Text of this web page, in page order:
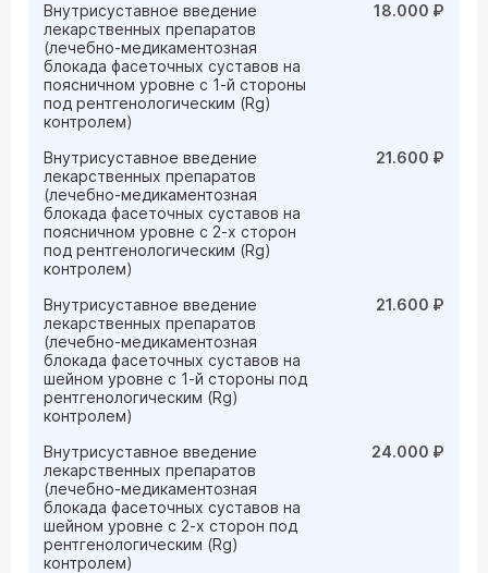
Внутрисуставное введение
лекарственных препаратов
(лечебно-медикаментозная
блокада фасеточных суставов на
поясничном уровне с 1-й стороны
под рентгенологическим (Rg)
контролем)
18.000 ₽
Внутрисуставное введение
лекарственных препаратов
(лечебно-медикаментозная
блокада фасеточных суставов на
поясничном уровне с 2-х сторон
под рентгенологическим (Rg)
контролем)
21.600 ₽
Внутрисуставное введение
лекарственных препаратов
(лечебно-медикаментозная
блокада фасеточных суставов на
шейном уровне с 1-й стороны под
рентгенологическим (Rg)
контролем)
21.600 ₽
Внутрисуставное введение
лекарственных препаратов
(лечебно-медикаментозная
блокада фасеточных суставов на
шейном уровне с 2-х сторон под
рентгенологическим (Rg)
контролем)
24.000 ₽